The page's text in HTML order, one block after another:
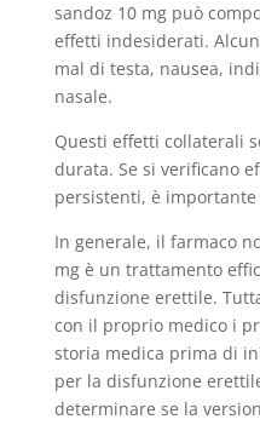
sandoz 10 mg può
effetti indesiderati.
mal di testa, nausea,
nasale.
Questi effetti collaterali
durata. Se si verificano
persistenti, è
In generale, il farmaco
mg è un trattamento
disfunzione erettile.
con il proprio medico i
storia medica prima di
per la disfunzione
determinare se la